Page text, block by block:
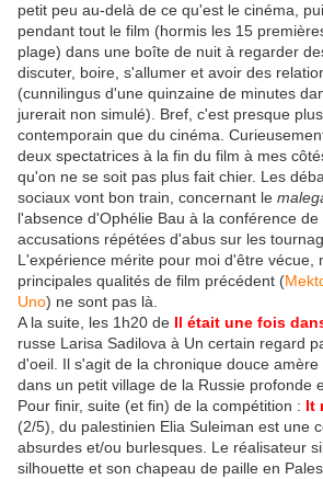
petit peu au-delà de ce qu'est le cinéma,
pendant tout le film (hormis les 15
plage) dans une boîte de nuit à regarder
discuter, boire, s'allumer et avoir des
(cunnilingus d'une quinzaine de minutes
jurerait non simulé). Bref, c'est presque
contemporain que du cinéma.
deux spectatrices à la fin du film à mes
qu'on ne se soit pas plus fait chier. Les
sociaux vont bon train, concernant le
l'absence d'Ophélie Bau à la conférence
accusations répétées d'abus sur les
L'expérience mérite pour moi d'être vécue,
principales qualités de film précédent (
Uno) ne sont pas là.
A la suite, les 1h20 de Il était une fois
russe Larisa Sadilova à Un certain regard
d'oeil. Il s'agit de la chronique douce
dans un petit village de la Russie profonde
Pour finir, suite (et fin) de la compétition : It
(2/5), du palestinien Elia Suleiman est une
absurdes et/ou burlesques. Le réalisateur
silhouette et son chapeau de paille en